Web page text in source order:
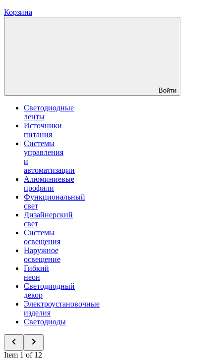
Корзина
Войти
Светодиодные
ленты
Источники
питания
Системы
управления
и
автоматизации
Алюминиевые
профили
Функциональный
свет
Дизайнерский
свет
Системы
освещения
Наружное
освещение
Гибкий
неон
Светодиодный
декор
Электроустановочные
изделия
Светодиоды
Item 1 of 12